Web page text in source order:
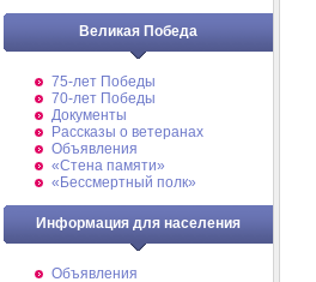
Великая Победа
75-лет Победы
70-лет Победы
Документы
Рассказы о ветеранах
Объявления
«Стена памяти»
«Бессмертный полк»
Информация для населения
Объявления